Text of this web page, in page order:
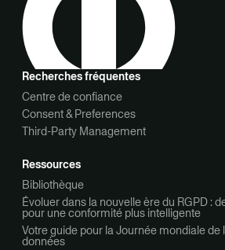
Recherches fréquentes
Centre de confiance
Consent & Preferences
Third-Party Management
Ressources
Bibliothèque
Évoluer dans la nouvelle ère du RGPD :
pour une conformité plus intelligente
Votre guide pour la Journée mondiale de
données